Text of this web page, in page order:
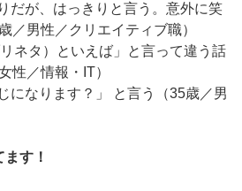
だが、はっきりと言う。意外に笑
／男性／クリエイティブ職）
ネタ）といえば」と言って違う話
性／情報・IT）
になります？」 と言う（35歳／男
す！